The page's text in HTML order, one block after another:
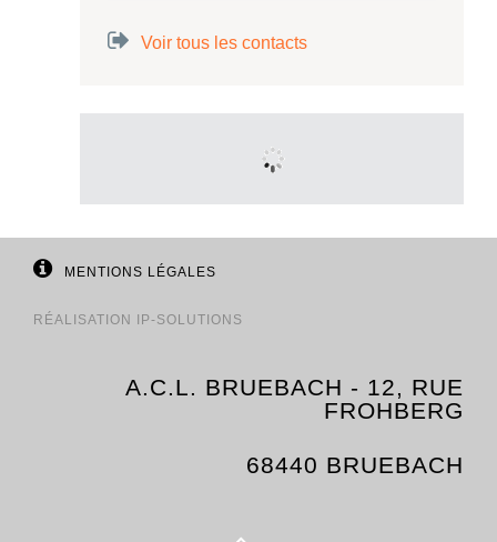
Voir tous les contacts
MENTIONS LÉGALES
RÉALISATION IP-SOLUTIONS
A.C.L. BRUEBACH - 12, RUE
FROHBERG
68440 BRUEBACH